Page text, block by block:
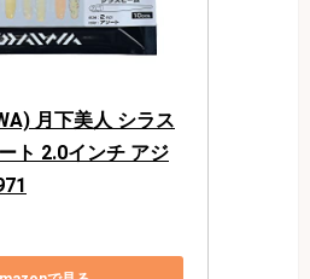
月下美人 シラス
ト 2.0インチ アジ